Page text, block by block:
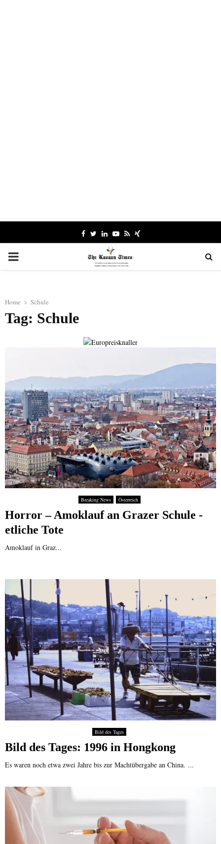
Facebook
TwitterLinkedinYoutube
RssXing
PRIMARY
Home Schule
Tag: Schule
Breaking News Österreich
Horror – Amoklauf an Grazer Schule -
etliche Tote
Amoklauf in Graz...
Bild des Tages
Bild des Tages: 1996 in Hongkong
Es waren noch etwa zwei Jahre bis zur Machtübergabe an China. ...